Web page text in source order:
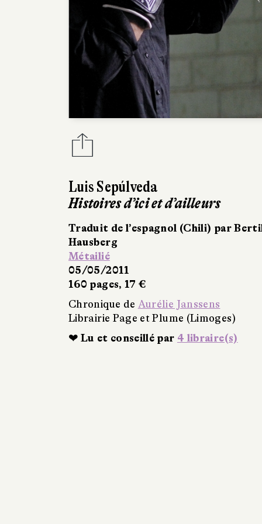
Luis Sepúlveda
Histoires d’ici et d’ailleurs
Traduit de l’espagnol (Chili) par
Hausberg
Métailié
05/05/2011
160 pages, 17 €
Chronique de Aurélie Janssens
Librairie Page et Plume (Limoges)
❤ Lu et conseillé par 4 libraire(s)